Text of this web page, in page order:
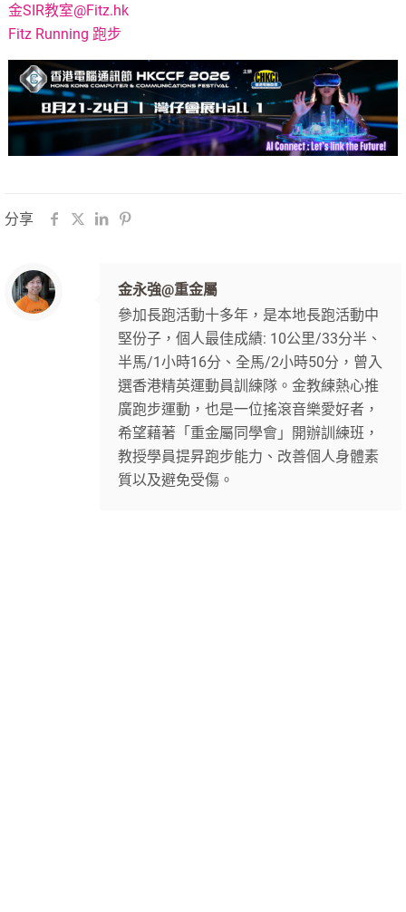
金SIR教室@Fitz.hk
Fitz Running 跑步
分享
金永強@重金屬
參加長跑活動十多年，是本地長跑活動中
堅份子，個人最佳成績: 10公里/33分半、
半馬/1小時16分、全馬/2小時50分，曾入
選香港精英運動員訓練隊。金教練熱心推
廣跑步運動，也是一位搖滾音樂愛好者，
希望藉著「重金屬同學會」開辦訓練班，
教授學員提昇跑步能力、改善個人身體素
質以及避免受傷。